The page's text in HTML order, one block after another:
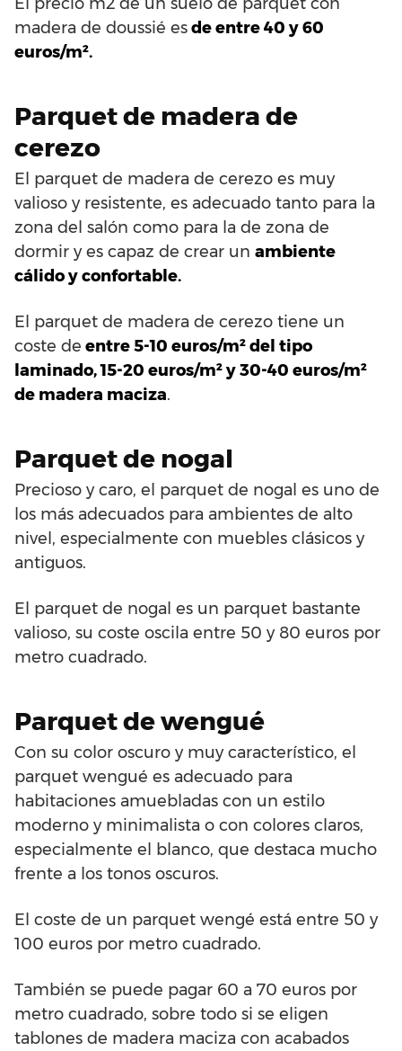
madera de doussié esde entre 40 y 60
euros/m².
Parquet de madera de
cerezo
El parquet de madera de cerezo es muy
valioso y resistente, es adecuado tanto para la
zona del salón como para la de zona de
dormir y es capaz de crear un ambiente
cálido y confortable.
El parquet de madera de cerezo tiene un
coste de entre 5-10 euros/m² del tipo
laminado, 15-20 euros/m² y 30-40 euros/m²
de madera maciza.
Parquet de nogal
Precioso y caro, el parquet de nogal es uno de
los más adecuados para ambientes de alto
nivel, especialmente con muebles clásicos y
antiguos.
El parquet de nogal es un parquet bastante
valioso, su coste oscila entre 50 y 80 euros por
metro cuadrado.
Parquet de wengué
Con su color oscuro y muy característico, el
parquet wengué es adecuado para
habitaciones amuebladas con un estilo
moderno y minimalista o con colores claros,
especialmente el blanco, que destaca mucho
frente a los tonos oscuros.
El coste de un parquet wengé está entre 50 y
100 euros por metro cuadrado.
También se puede pagar 60 a 70 euros por
metro cuadrado, sobre todo si se eligen
tablones de madera maciza con acabados